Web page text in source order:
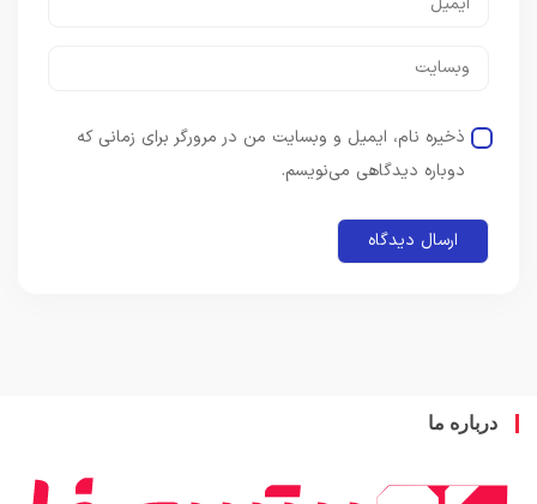
ذخیره نام، ایمیل و وبسایت من در مرورگر برای زمانی که
دوباره دیدگاهی می‌نویسم.
ما